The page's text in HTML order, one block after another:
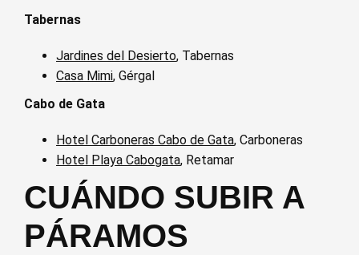
Tabernas
Jardines del Desierto, Tabernas
Casa Mimi, Gérgal
Cabo de Gata
Hotel Carboneras Cabo de Gata, Carboneras
Hotel Playa Cabogata, Retamar
CUÁNDO SUBIR A
PÁRAMOS